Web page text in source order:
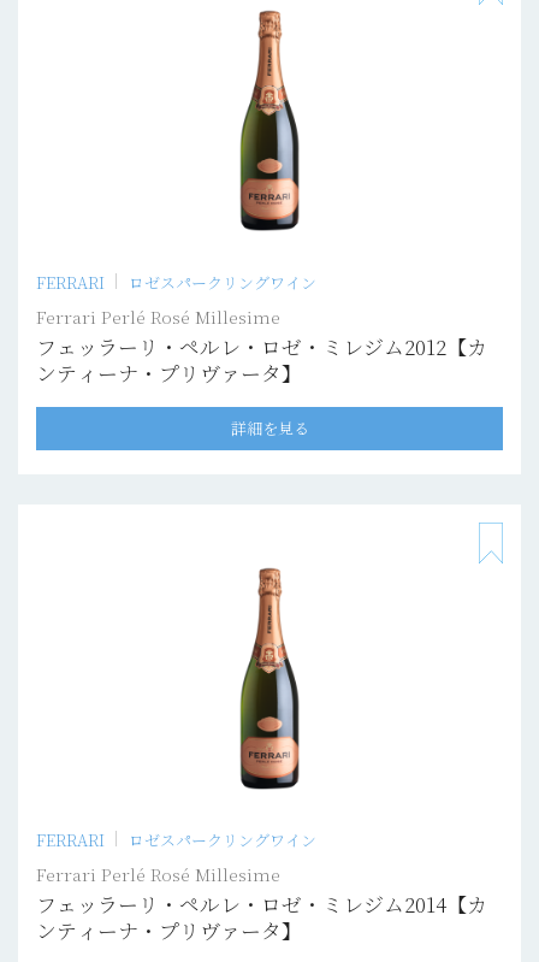
FERRARI ロゼスパークリングワイン
Ferrari Perlé Rosé Millesime
フェッラーリ・ペルレ・ロゼ・ミレジム2012【カ
ンティーナ・プリヴァータ】
詳細を見る
FERRARI ロゼスパークリングワイン
Ferrari Perlé Rosé Millesime
フェッラーリ・ペルレ・ロゼ・ミレジム2014【カ
ンティーナ・プリヴァータ】